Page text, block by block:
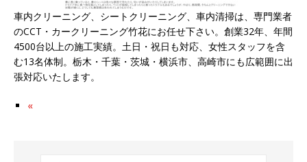
車内クリーニング、シートクリーニング、車内清掃は、専門業者
のCCT・カークリーニング竹花にお任せ下さい。創業32年、年間
4500台以上の施工実績。土日・祝日も対応、女性スタッフを含
む13名体制。栃木・千葉・茨城・横浜市、高崎市にも広範囲に出
張対応いたします。
«